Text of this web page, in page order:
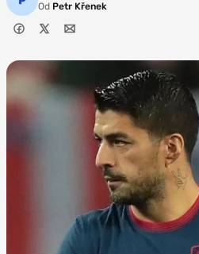
Od Petr Křenek